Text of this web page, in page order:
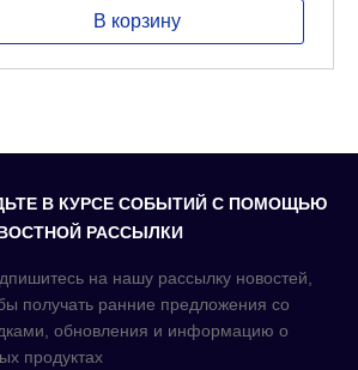
В корзину
В КУРСЕ СОБЫТИЙ С ПОМОЩЬЮ
РАССЫЛКИ
на нашу рассылку новостей,
получать ранние предложения со
обновления и информацию о
продуктах